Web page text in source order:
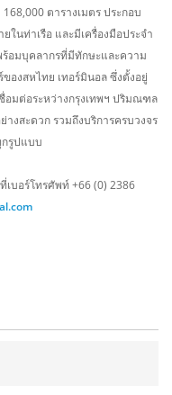
ตารางเมตร ประกอบ
นท่าเรือ และมีเครื่องมือประจำ
ร้อมบุคลากรที่มีทักษะและความ
องสหไทย เทอร์มินอล ซึ่งตั้งอยู่
มต่อระหว่างกรุงเทพฯ ปริมณฑล
งสะดวก รวมถึงบริการครบวงจร
รูปแบบ
บอร์โทรศัพท์ +66 (0) 2386